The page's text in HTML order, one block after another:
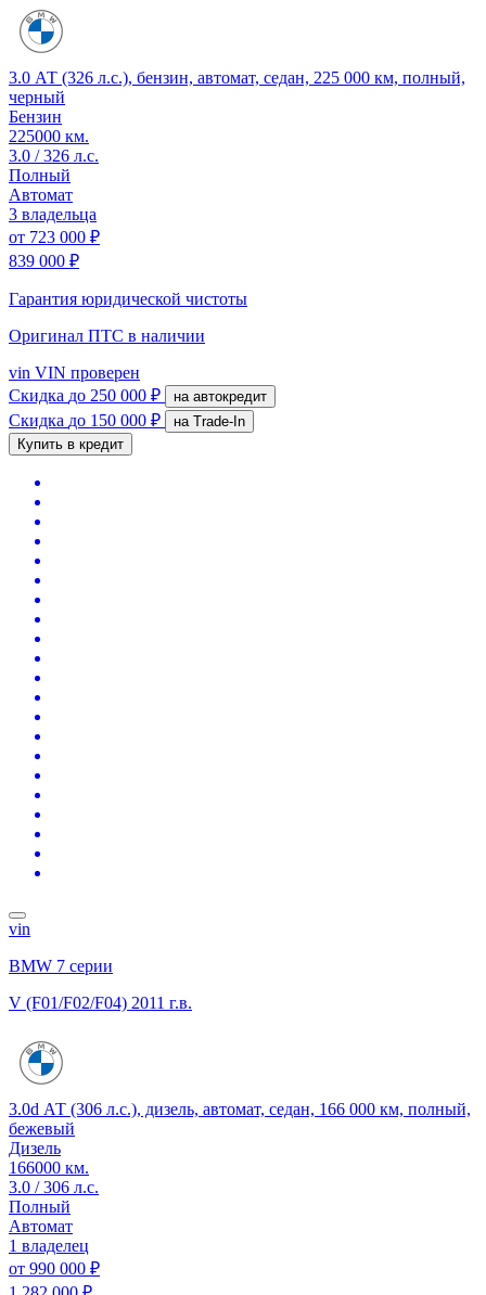
3.0 АТ (326 л.с.), бензин, автомат, седан, 225 000 км, полный,
черный
Бензин
225000 км.
3.0 / 326 л.с.
Полный
Автомат
3 владельца
от 723 000 ₽
839 000 ₽
Гарантия юридической чистоты
Оригинал ПТС в наличии
vin VIN проверен
Скидка до 250 000 ₽ на автокредит
Скидка до 150 000 ₽
на Trade-In
Купить в кредит
vin
BMW 7 серии
V (F01/F02/F04) 2011 г.в.
3.0d АТ (306 л.с.), дизель, автомат, седан, 166 000 км, полный,
бежевый
Дизель
166000 км.
3.0 / 306 л.с.
Полный
Автомат
1 владелец
от 990 000 ₽